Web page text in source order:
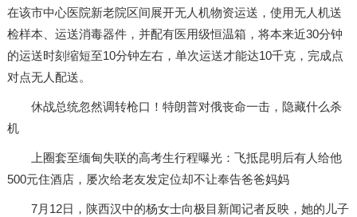
在该市中心医院新老院区间展开无人机物资运送，使用无人机送
检样本、运送消毒器件，并配有医用级恒温箱，将本来近30分钟
的运送时刻缩短至10分钟左右，单次运送才能达10千克，完成点
对点无人配送。
休战总统忽然调转枪口！特朗普对俄丧命一击，隐藏什么杀
机
上圈套至缅甸失联的高考生行程曝光：飞抵昆明后有人给他
500元住酒店，屡次给老友发定位却不让奉告爸爸妈妈
7月12日，陕西汉中的杨女士向极目新闻记者反映，她的儿子